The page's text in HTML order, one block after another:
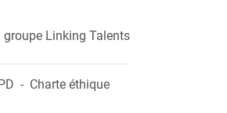
Linking Talents
Charte éthique